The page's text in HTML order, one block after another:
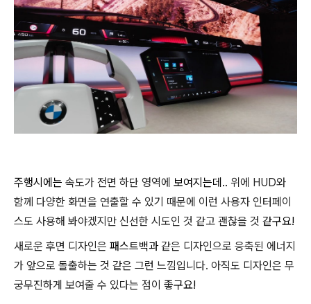
주행시에는 속도가 전면 하단 영역에 보여지는데.. 위에 HUD와
함께 다양한 화면을 연출할 수 있기 때문에 이런 사용자 인터페이
스도 사용해 봐야겠지만 신선한 시도인 것 같고 괜찮을 것 같구요!
새로운 후면 디자인은 패스트백과 같은 디자인으로 응축된 에너지
가 앞으로 돌출하는 것 같은 그런 느낌입니다. 아직도 디자인은 무
궁무진하게 보여줄 수 있다는 점이 좋구요!